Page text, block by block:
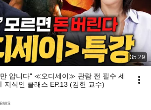
35:29
압니다" ≪오디세이≫ 관람 전 필수 세
지식인 클래스 EP.13 (김헌 교수)